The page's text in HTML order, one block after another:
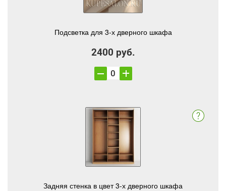
Подсветка для 3-х дверного шкафа
2400 руб.
Задняя стенка в цвет 3-х дверного шкафа